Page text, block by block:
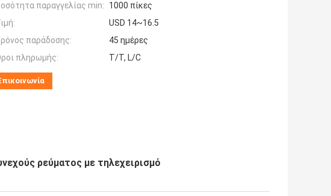
παραγγελίας min:
1000 πίκες
USD 14~16.5
παράδοσης:
45 ημέρες
πληρωμής:
T/T, L/C
ρεύματος με τηλεχειρισμό